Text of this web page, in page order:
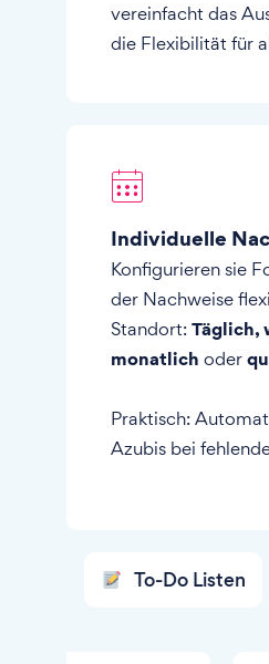
vereinfacht das
die Flexibilität für
Individuelle
Konfigurieren sie
der Nachweise
Standort:Täglich,
monatlich oder
Praktisch:
Azubis bei
To-Do Listen